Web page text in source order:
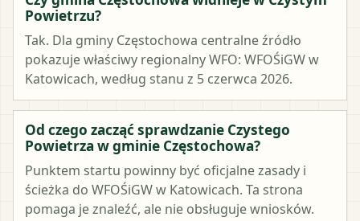
Powietrzu?
Tak. Dla gminy Częstochowa centralne źródło
pokazuje właściwy regionalny WFO: WFOŚiGW w
Katowicach, według stanu z 5 czerwca 2026.
Od czego zacząć sprawdzanie Czystego
Powietrza w gminie Częstochowa?
Punktem startu powinny być oficjalne zasady i
ścieżka do WFOŚiGW w Katowicach. Ta strona
pomaga je znaleźć, ale nie obsługuje wniosków.